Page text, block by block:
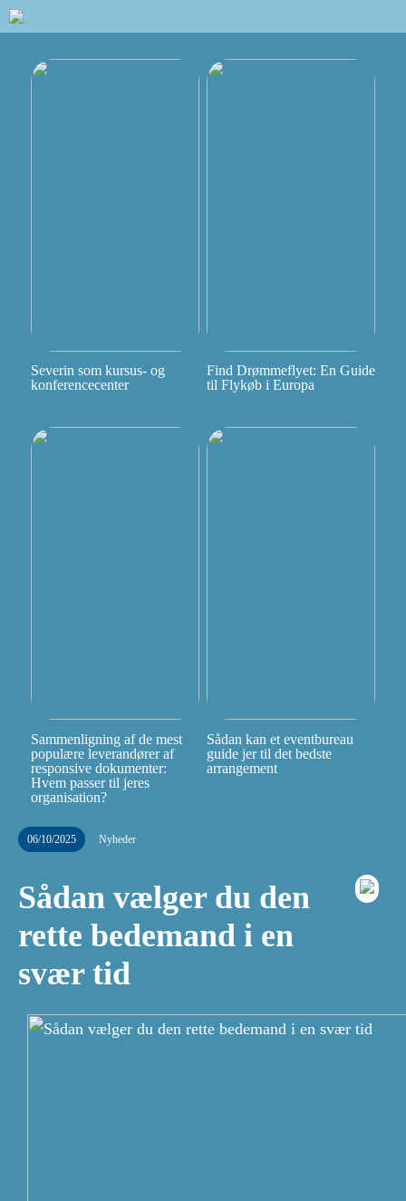
Severin som kursus- og
konferencecenter
Find Drømmeflyet: En Guide
til Flykøb i Europa
Sammenligning af de mest
populære leverandører af
responsive dokumenter:
Hvem passer til jeres
organisation?
Sådan kan et eventbureau
guide jer til det bedste
arrangement
06/10/2025 Nyheder
Sådan vælger du den
rette bedemand i en
svær tid